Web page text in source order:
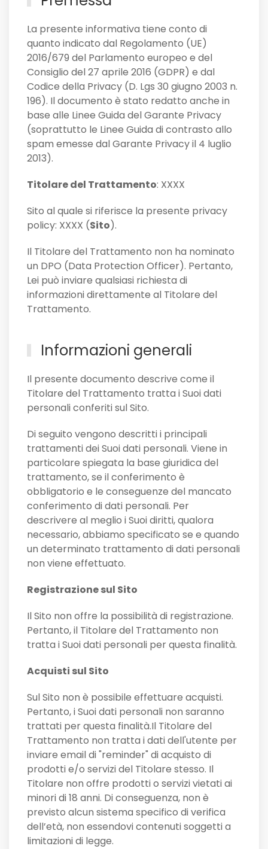
La presente informativa tiene conto di
quanto indicato dal Regolamento (UE)
2016/679 del Parlamento europeo e del
Consiglio del 27 aprile 2016 (GDPR) e dal
Codice della Privacy (D. Lgs 30 giugno 2003 n.
196). Il documento è stato redatto anche in
base alle Linee Guida del Garante Privacy
(soprattutto le Linee Guida di contrasto allo
spam emesse dal Garante Privacy il 4 luglio
2013).
Titolare del Trattamento: XXXX
Sito al quale si riferisce la presente privacy
policy: XXXX (Sito).
Il Titolare del Trattamento non ha nominato
un DPO (Data Protection Officer). Pertanto,
Lei può inviare qualsiasi richiesta di
informazioni direttamente al Titolare del
Trattamento.
Informazioni generali
Il presente documento descrive come il
Titolare del Trattamento tratta i Suoi dati
personali conferiti sul Sito.
Di seguito vengono descritti i principali
trattamenti dei Suoi dati personali. Viene in
particolare spiegata la base giuridica del
trattamento, se il conferimento è
obbligatorio e le conseguenze del mancato
conferimento di dati personali. Per
descrivere al meglio i Suoi diritti, qualora
necessario, abbiamo specificato se e quando
un determinato trattamento di dati personali
non viene effettuato.
Registrazione sul Sito
Il Sito non offre la possibilità di registrazione.
Pertanto, il Titolare del Trattamento non
tratta i Suoi dati personali per questa finalità.
Acquisti sul Sito
Sul Sito non è possibile effettuare acquisti.
Pertanto, i Suoi dati personali non saranno
trattati per questa finalità.Il Titolare del
Trattamento non tratta i dati dell'utente per
inviare email di "reminder" di acquisto di
prodotti e/o servizi del Titolare stesso. Il
Titolare non offre prodotti o servizi vietati ai
minori di 18 anni. Di conseguenza, non è
previsto alcun sistema specifico di verifica
dell’età, non essendovi contenuti soggetti a
limitazioni di legge.